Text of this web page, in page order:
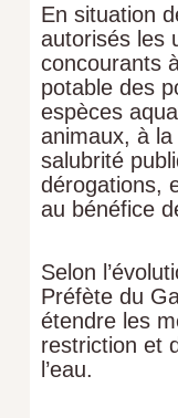
En situation
autorisés les
concourants
potable des
espèces
animaux, à
salubrité
dérogations,
au bénéfice
Selon
Préfète du
étendre les
restriction et
l’eau.